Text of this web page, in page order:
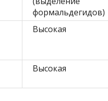
формальдегидов)
Высокая
Высокая